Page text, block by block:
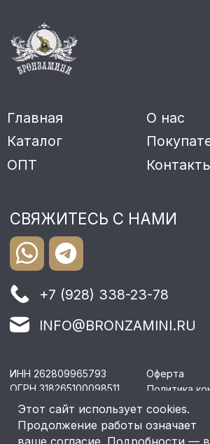
Этот сайт использует cookies.
Продолжение работы означает
ваше согласие. Подробности — в
ИНН 262809965793
ОГРН 318265100098511